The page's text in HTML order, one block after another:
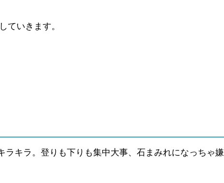
ていきます。
キラ。登りも下りも集中大事、石まみれになっちゃ嫌